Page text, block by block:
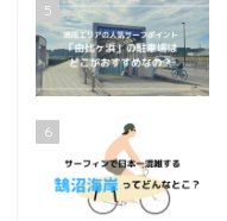
5
6